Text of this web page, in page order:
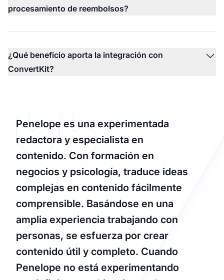
procesamiento de reembolsos?
¿Qué beneficio aporta la integración con
ConvertKit?
Penelope es una experimentada
redactora y especialista en
contenido. Con formación en
negocios y psicología, traduce ideas
complejas en contenido fácilmente
comprensible. Basándose en una
amplia experiencia trabajando con
personas, se esfuerza por crear
contenido útil y completo. Cuando
Penelope no está experimentando